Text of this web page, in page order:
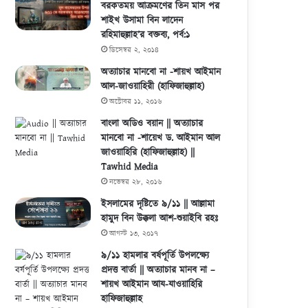
বরকতময় আক্রমণের তিন মাস পর
শাইখ উসামা বিন লাদেন
রহিমাহুল্লাহ’র বক্তব্য, পর্ব:১
ডিসেম্বর ২, ২০১৪
অত্যাচার মানবো না -শায়খ আইমান
আল-জাওয়াহিরী (হাফিজাহুল্লাহ)
অক্টোবর ১১, ২০১৬
বাংলা অডিও বয়ান || অত্যাচার
মানবো না -শায়েখ ড. আইমান আল
জাওয়াহিরি (হাফিজাহুল্লাহ) ||
Tawhid Media
নভেম্বর ২৮, ২০১৬
ইসলামের দৃষ্টিতে ৯/১১ || আল্লামা
হামুদ বিন উক্কলা আশ-শুয়াইবি রহঃ
আগস্ট ১৩, ২০১৭
৯/১১ হামলার বর্ষপূর্তি উপলক্ষ্যে
প্রদত্ত বার্তা || অত্যাচার মানব না –
শায়খ আইমান আয-যাওয়াহিরি
হাফিজাহুল্লাহ